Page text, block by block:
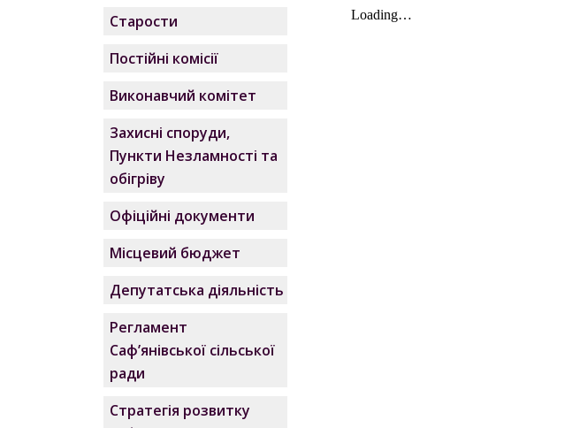
Старости
Постійні комісії
Виконавчий комітет
Захисні споруди,
Пункти Незламності та
обігріву
Офіційні документи
Місцевий бюджет
Депутатська діяльність
Регламент
Саф’янівської сільської
ради
Стратегія розвитку